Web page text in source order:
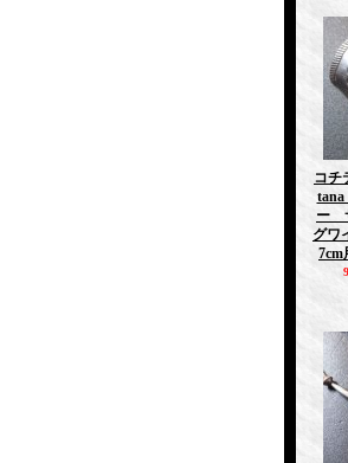
コチ
ー
グワ
7cm